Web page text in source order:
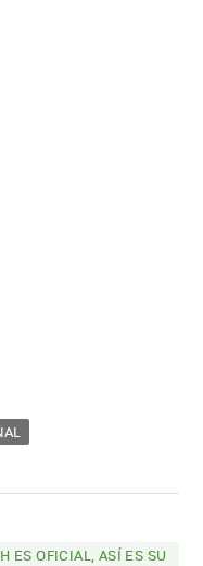
ES OFICIAL, ASÍ ES SU